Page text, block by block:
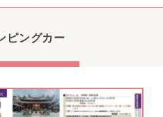
ピングカー